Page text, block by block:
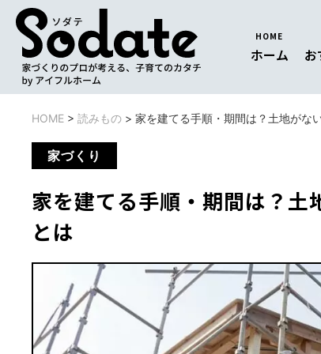
HOME
ホーム お
HOME > 読みもの > 家を建てる手順・期間は？土地がな
家づくり
家を建てる手順・期間は？
とは